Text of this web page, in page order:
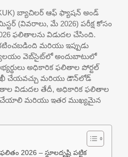
బ్యాచిలర్ ఆఫ్ ఫ్యాషన్ అండ్
(వివరాలు, మే 2026) పరీక్ష కోసం
ఫలితాలను విడుదల చేసింది.
మరియు ఇప్పుడు
వెబ్‌సైట్‌లో అందుబాటులో
అధికారిక ఫలితాల పోర్టల్
చేయవచ్చు మరియు డౌన్‌లోడ్
విడుదల తేదీ, అధికారిక ఫలితాల
చేయాలి మరియు ఇతర ముఖ్యమైన
2026 – స్థూలదృష్టి పట్టిక